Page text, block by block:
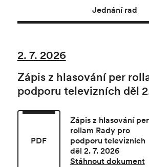
Jednání rad
2. 7. 2026
Zápis z hlasování per
podporu televizních děl
Zápis z hlasování per
rollam Rady pro
podporu televizních
děl 2. 7. 2026
Stáhnout dokument
PDF